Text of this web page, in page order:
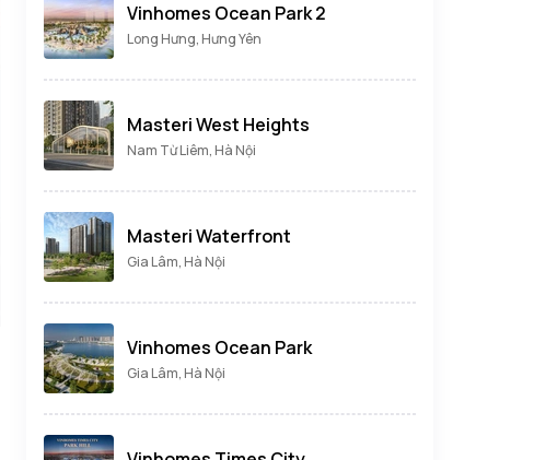
Vinhomes Ocean Park 2
Long Hưng, Hưng Yên
Masteri West Heights
Nam Từ Liêm, Hà Nội
Masteri Waterfront
Gia Lâm, Hà Nội
Vinhomes Ocean Park
Gia Lâm, Hà Nội